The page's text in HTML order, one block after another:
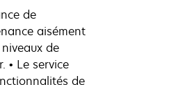
de
aisément
de
• Le service
de